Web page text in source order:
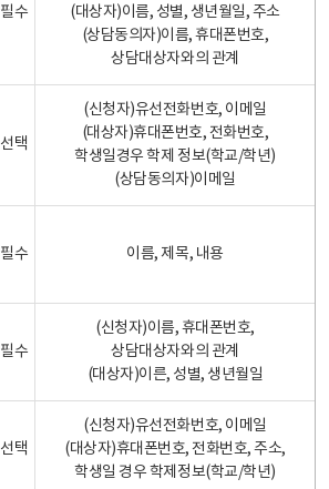
필수
(대상자)이름, 성별, 생년월일, 주소
(상담동의자)이름, 휴대폰번호,
상담대상자와의 관계
선택
(신청자)유선전화번호, 이메일
(대상자)휴대폰번호, 전화번호,
학생일경우 학제 정보(학교/학년)
(상담동의자)이메일
필수 이름, 제목, 내용
필수
(신청자)이름, 휴대폰번호,
상담대상자와의 관계
(대상자)이른, 성별, 생년월일
선택
(신청자)유선전화번호, 이메일
(대상자)휴대폰번호, 전화번호, 주소,
학생일 경우 학제정보(학교/학년)